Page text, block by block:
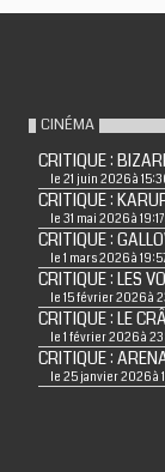
CINÉMA
CRITIQUE :
le 21 juin 2026 à
CRITIQUE :
le 31 mai 2026 à
CRITIQUE :
le 1 mars 2026 à
CRITIQUE : LES
le 15 février 2026 à
CRITIQUE : LE
le 1 février 2026 à
CRITIQUE :
le 25 janvier 2026 à